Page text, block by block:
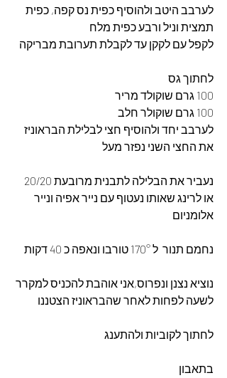
לערבב היטב ולהוסיף כפית נס קפה, כפית
תמצית וניל ורבע כפית מלח
לקפל עם לקקן עד לקבלת תערובת מבריקה
לחתוך גס
100 גרם שוקולד מריר
100 גרם שוקולר חלב
לערבב יחד ולהוסיף חצי לבלילת הבראוניז
את החצי השני נפזר מעל
נעביר את הבלילה לתבנית מרובעת 20/20
או לרינג שאותו נעטוף עם נייר אפיה ונייר
אלומניום
נחמם תנור  ל 170° טורבו ונאפה כ 40 דקות
נוציא נצנן ונפרוס,אני אוהבת להכניס למקרר
לשעה לפחות לאחר שהבראוניז הצטננו
לחתוך לקוביות ולהתענג
בתאבון